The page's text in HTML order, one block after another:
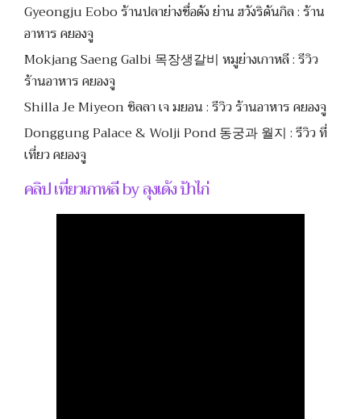
Gyeongju Eobo ร้านปลาย่างชื่อดัง ย่าน ฮวังริดันกิล : ร้าน
อาหาร คยองจู
Mokjang Saeng Galbi 목장생갈비 หมูย่างเกาหลี : รีวิว
ร้านอาหาร คยองจู
Shilla Je Miyeon ชิลลา เจ มยอน : รีวิว ร้านอาหาร คยองจู
Donggung Palace & Wolji Pond 동궁과 월지 : รีวิว ที่
เที่ยว คยองจู
คลิป เที่ยวเกาหลี by ลุงเด้ง ป้าไก่